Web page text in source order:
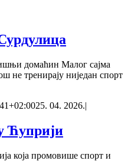
домаћин Малог сајма
не тренирају ниједан спорт
25. 04. 2026.|
Ћуприји
која промовише спорт и